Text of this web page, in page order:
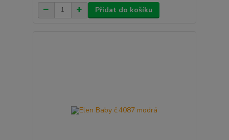
Přidat do košíku